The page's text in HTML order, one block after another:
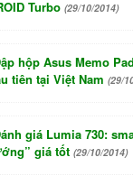
Turbo (29/10/2014)
hộp Asus Memo
tiên tại Việt Nam (29/
giá Lumia 730:
giá tốt (29/10/2014)